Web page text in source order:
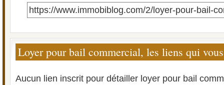
https://www.immobiblog.com/2/loyer-pour-bail-
Loyer pour bail commercial, les liens qui
Aucun lien inscrit pour détailler loyer pour bail